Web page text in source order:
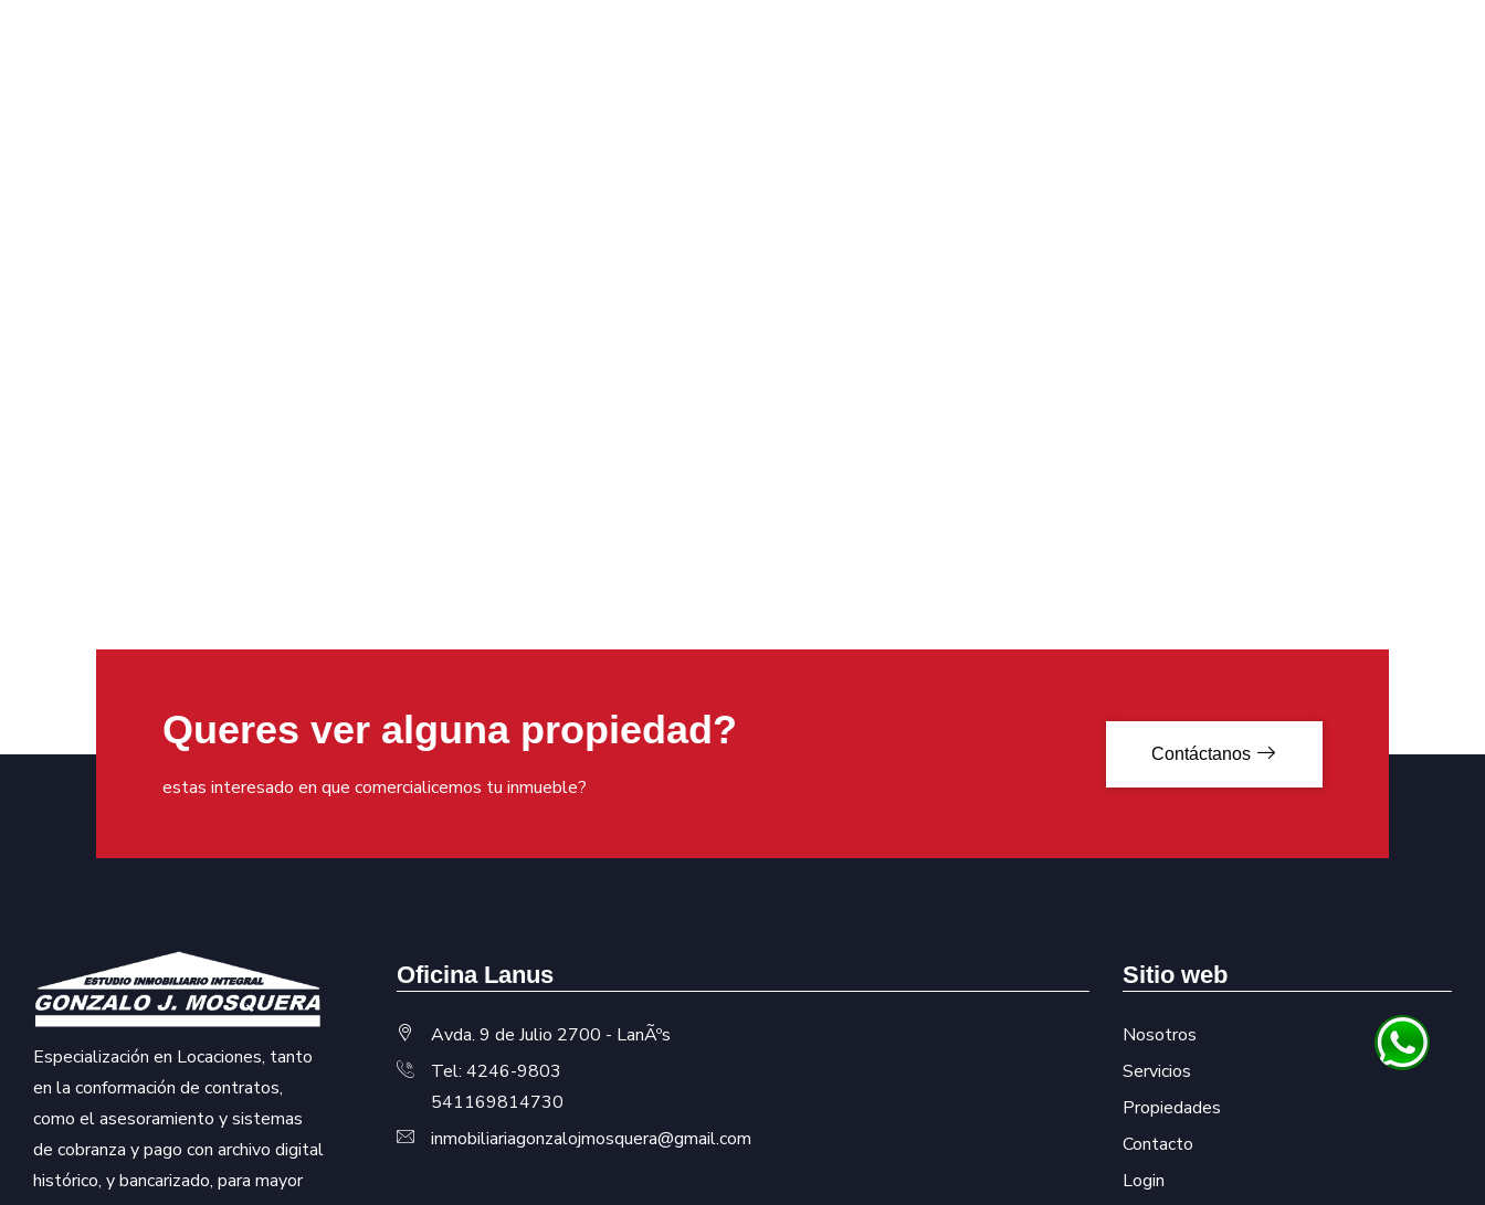
Queres ver alguna propiedad?
estas interesado en que comercialicemos tu inmueble?
Contáctanos
Especialización en Locaciones, tanto
en la conformación de contratos,
como el asesoramiento y sistemas
de cobranza y pago con archivo digital
histórico, y bancarizado, para mayor
Oficina Lanus
Avda. 9 de Julio 2700 - LanÃºs
Tel: 4246-9803
541169814730
inmobiliariagonzalojmosquera@gmail.com
Sitio web
Nosotros
Servicios
Propiedades
Contacto
Login